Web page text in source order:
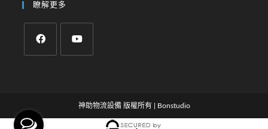
瞭解更多
神助物流設備 版權所有| Bonstudio